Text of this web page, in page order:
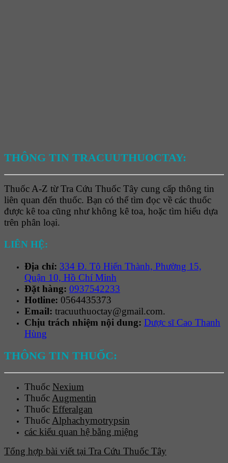
THÔNG TIN TRACUUTHUOCTAY:
Thuốc A-Z từ Tra Cứu Thuốc Tây cung cấp thông tin
liên quan đến thuốc. Bạn có thể tìm đọc về các thuốc
được kê toa cũng như không kê toa, hoặc tìm hiểu dựa
trên phân loại.
LIÊN HỆ:
Địa chỉ: 334 Đ. Tô Hiến Thành, Phường 15,
Quận 10, Hồ Chí Minh
Đặt hàng: 0937542233
Hotline: 0564435373
Email: tracuuthuoctay@gmail.com.
Chịu trách nhiệm nội dung: Dược sĩ Cao Thanh
Hùng
THÔNG TIN THUỐC:
Thuốc Nexium
Thuốc Augmentin
Thuốc Efferalgan
Thuốc Alphachymotrypsin
các kiểu quan hệ bằng miệng
Tổng hợp bài viết tại Tra Cứu Thuốc Tây